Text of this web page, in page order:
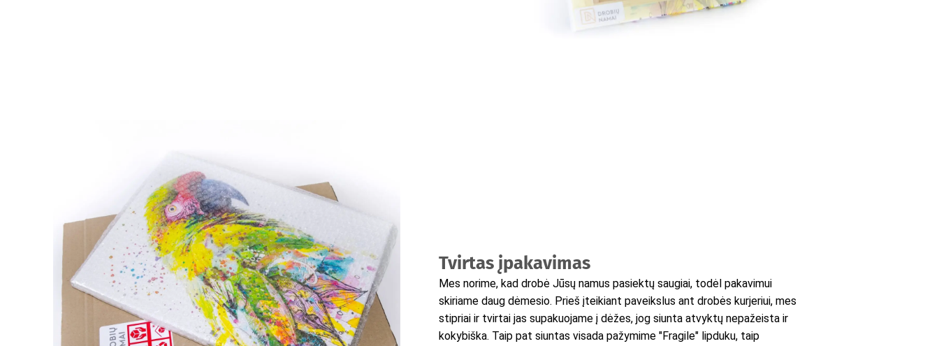
Tvirtas įpakavimas
Mes norime, kad drobė Jūsų namus pasiektų saugiai, todėl pakavimui
skiriame daug dėmesio. Prieš įteikiant paveikslus ant drobės kurjeriui, mes
stipriai ir tvirtai jas supakuojame į dėžes, jog siunta atvyktų nepažeista ir
kokybiška. Taip pat siuntas visada pažymime "Fragile" lipduku, taip